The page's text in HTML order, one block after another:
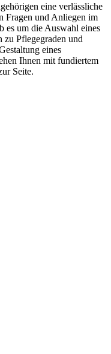
eine verlässliche
Fragen und Anliegen im
es um die Auswahl eines
zu Pflegegraden und
eines
Ihnen mit fundiertem
Seite.